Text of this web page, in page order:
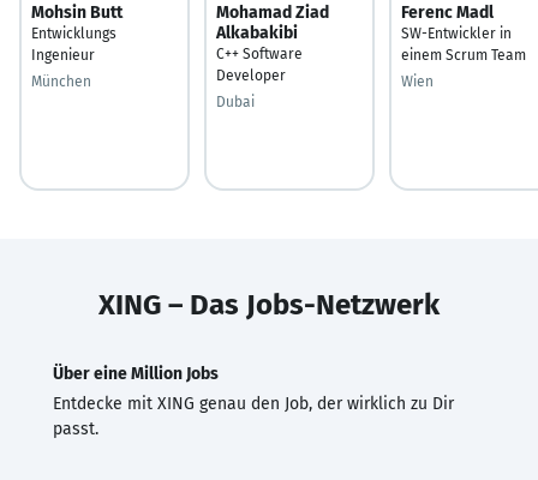
Mohsin Butt
Entwicklungs
Ingenieur
München
Mohamad Ziad
Alkabakibi
C++ Software
Developer
Dubai
Ferenc Madl
SW-Entwickler in
einem Scrum Team
Wien
XING – Das Jobs-Netzwerk
Über eine Million Jobs
Entdecke mit XING genau den Job, der wirklich zu Dir
passt.